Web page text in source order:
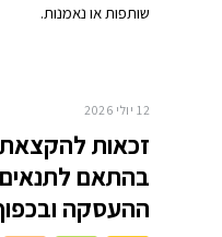
שותפות או נאמנות.
12 יולי 2026
זכאות להקצאת
בהתאם
ההעסקה